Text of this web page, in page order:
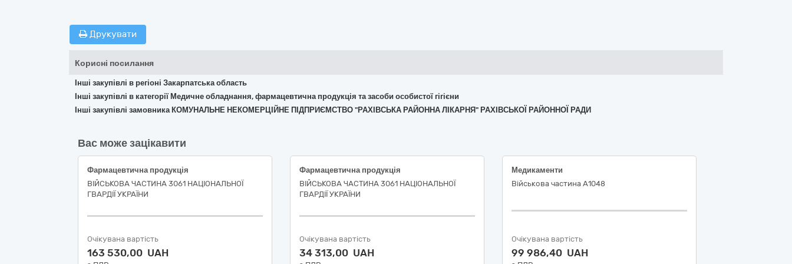
Друкувати
Корисні посилання
Інші закупівлі в регіоні Закарпатська область
Інші закупівлі в категорії Медичне обладнання, фармацевтична продукція та засоби особистої гігієни
Інші закупівлі замовника КОМУНАЛЬНЕ НЕКОМЕРЦІЙНЕ ПІДПРИЄМСТВО "РАХІВСЬКА РАЙОННА ЛІКАРНЯ" РАХІВСЬКОЇ РАЙОННОЇ РАДИ
Вас може зацікавити
Фармацевтична продукція
ВІЙСЬКОВА ЧАСТИНА 3061 НАЦІОНАЛЬНОЇ
ГВАРДІЇ УКРАЇНИ
Очікувана вартість
163 530,00 UAH
Фармацевтична продукція
ВІЙСЬКОВА ЧАСТИНА 3061 НАЦІОНАЛЬНОЇ
ГВАРДІЇ УКРАЇНИ
Очікувана вартість
34 313,00 UAH
Медикаменти
Військова частина А1048
Очікувана вартість
99 986,40 UAH